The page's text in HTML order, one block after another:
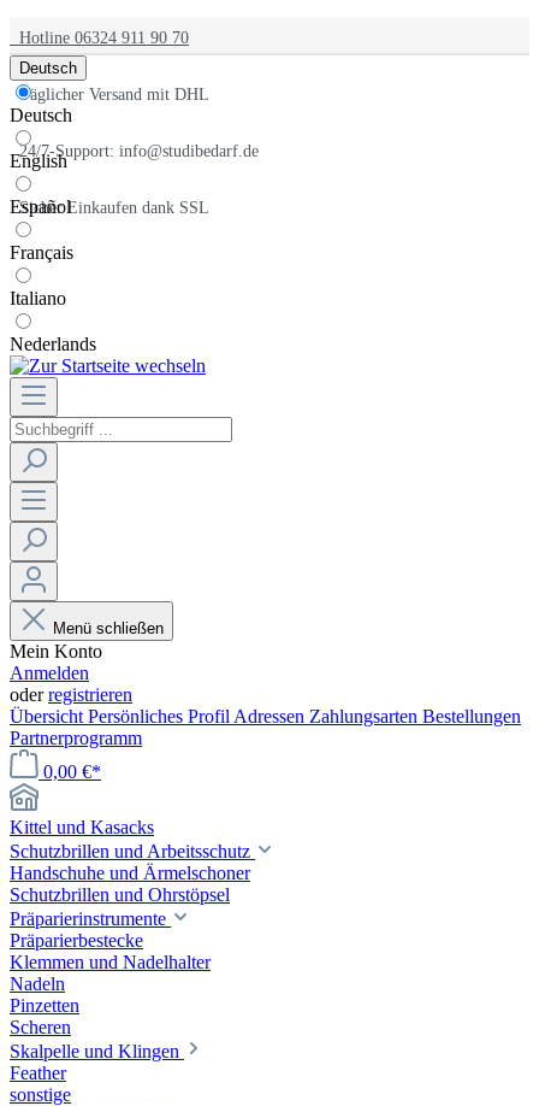
Hotline 06324 911 90 70
Täglicher Versand mit DHL
24/7-Support: info@studibedarf.de
Sicher Einkaufen dank SSL
Deutsch
Deutsch
English
Español
Français
Italiano
Nederlands
Menü schließen
Mein Konto
Anmelden
oderregistrieren
Übersicht Persönliches Profil Adressen Zahlungsarten Bestellungen
Partnerprogramm
0,00 €*
Kittel und Kasacks
Schutzbrillen und Arbeitsschutz
Handschuhe und Ärmelschoner
Schutzbrillen und Ohrstöpsel
Präparierinstrumente
Präparierbestecke
Klemmen und Nadelhalter
Nadeln
Pinzetten
Scheren
Skalpelle und Klingen
Feather
sonstige